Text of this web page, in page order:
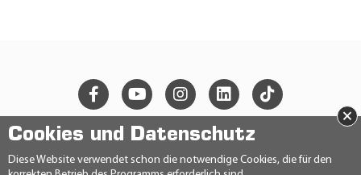
Cookies und Datenschutz
Diese Website verwendet schon die notwendige Cookies, die für den
×